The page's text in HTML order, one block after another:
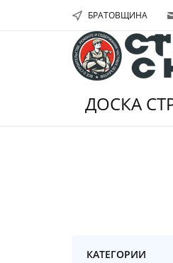
БРАТОВЩИНА
ДОСКА
КАТЕГОРИИ